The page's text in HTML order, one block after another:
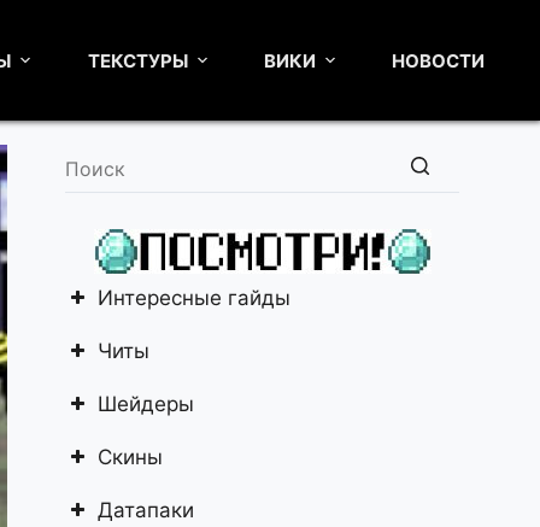
ТЕКСТУРЫ ВИКИ НОВОСТИ
найдено
Интересные гайды
Читы
Шейдеры
Скины
Датапаки